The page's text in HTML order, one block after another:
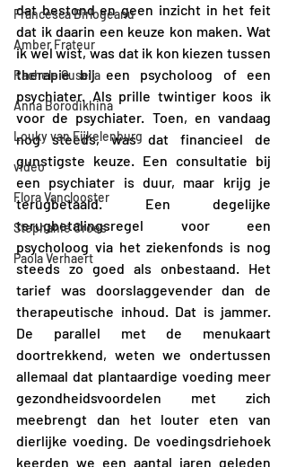
Francesca Birlogeanu
Amber Frateur
Rachele Gusella
Anna Borodikhina
Louky van Eijkelenburg
video
Flora Vanclooster
Stephanie Croes
Paola Verhaert
dat bestond en geen inzicht in het feit
dat ik daarin een keuze kon maken. Wat
ik wel wist, was dat ik kon kiezen tussen
therapie bij een psycholoog of een
psychiater. Als prille twintiger koos ik
voor de psychiater. Toen, en vandaag
nog steeds, was dat financieel de
gunstigste keuze. Een consultatie bij
een psychiater is duur, maar krijg je
terugbetaald. Een degelijke
terugbetalingsregel voor een
psycholoog via het ziekenfonds is nog
steeds zo goed als onbestaand. Het
tarief was doorslaggevender dan de
therapeutische inhoud. Dat is jammer.
De parallel met de menukaart
doortrekkend, weten we ondertussen
allemaal dat plantaardige voeding meer
gezondheidsvoordelen met zich
meebrengt dan het louter eten van
dierlijke voeding. De voedingsdriehoek
keerden we een aantal jaren geleden